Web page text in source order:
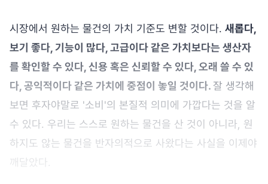
시장에서 원하는 물건의 가치 기준도 변할 것이다. 새롭다,
보기 좋다, 기능이 많다, 고급이다 같은 가치보다는 생산자
를 확인할 수 있다, 신용 혹은 신뢰할 수 있다, 오래 쓸 수 있
다, 공익적이다 같은 가치에 중점이 놓일 것이다. 잘 생각해
보면 후자야말로 '소비'의 본질적 의미에 가깝다는 것을 알
수 있다. 우리는 스스로 원하는 물건을 산 것이 아니라, 원
하지도 않는 물건을 반자의적으로 사왔다는 사실을 이제야
깨달았다.